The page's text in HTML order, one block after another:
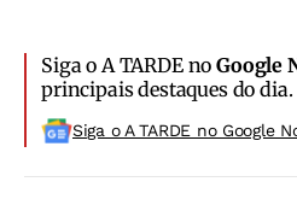
Siga o A TARDE noGoogle
principais destaques do dia.
Siga o A TARDE no Google